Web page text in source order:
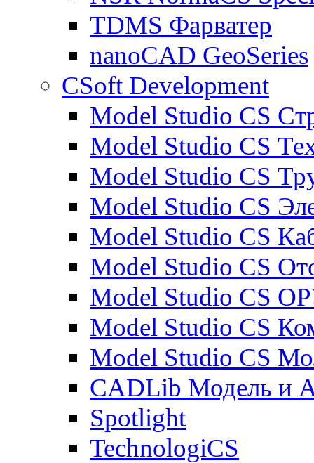
TDMS Фарватер
nanoCAD GeoSeries
CSoft Development
Model Studio CS
Model Studio CS
Model Studio CS
Model Studio CS
Model Studio CS
Model Studio CS
Model Studio CS
Model Studio CS
Model Studio CS
CADLib Модель и
Spotlight
TechnologiCS